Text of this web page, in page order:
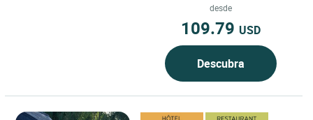
verde bordeada...desde
109.79 USD
Descubra